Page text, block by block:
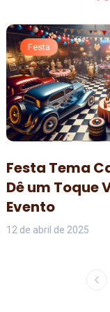
Festa
Festa Tema
Dê um Toque
Evento
12 de abril de 2025